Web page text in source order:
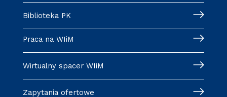
Biblioteka PK
Praca na WIiM
Wirtualny spacer WIiM
Zapytania ofertowe